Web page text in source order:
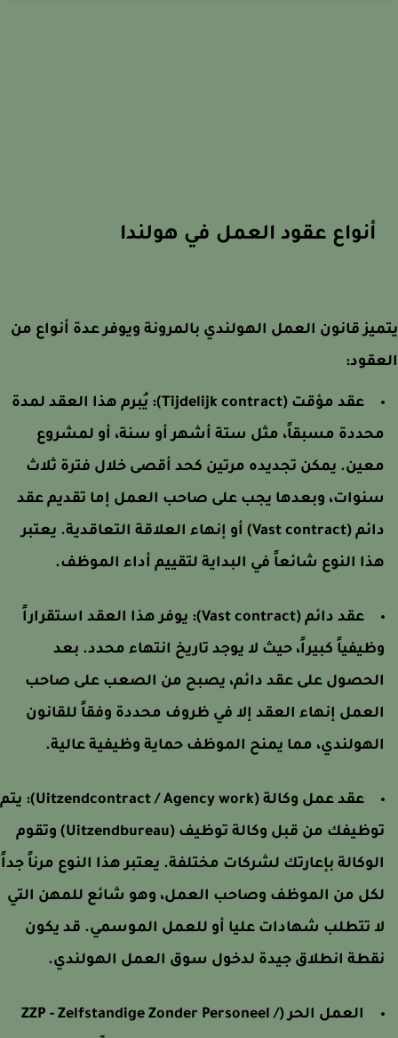
أنواع عقود العمل في هولندا
قانون العمل الهولندي بالمرونة ويوفر عدة أنواع من
عقد مؤقت (Tijdelijk contract):
يُبرم هذا العقد لمدة
مسبقاً، مثل ستة أشهر أو سنة، أو لمشروع
يمكن تجديده مرتين كحد أقصى خلال فترة ثلاث
وبعدها يجب على صاحب العمل إما تقديم عقد
دائم (Vast contract) أو إنهاء العلاقة التعاقدية. يعتبر
النوع شائعاً في البداية لتقييم أداء الموظف.
عقد دائم (Vast contract):
يوفر هذا العقد استقراراً
كبيراً، حيث لا يوجد تاريخ انتهاء محدد. بعد
على عقد دائم، يصبح من الصعب على صاحب
إنهاء العقد إلا في ظروف محددة وفقاً للقانون
مما يمنح الموظف حماية وظيفية عالية.
عقد عمل وكالة (Uitzendcontract / Agency work):
يتم
توظيفك من قبل وكالة توظيف (Uitzendbureau) وتقوم
بإعارتك لشركات مختلفة. يعتبر هذا النوع مرناً جداً
من الموظف وصاحب العمل، وهو شائع للمهن التي
تتطلب شهادات عليا أو للعمل الموسمي. قد يكون
انطلاق جيدة لدخول سوق العمل الهولندي.
العمل الحر (ZZP - Zelfstandige Zonder Personeel /